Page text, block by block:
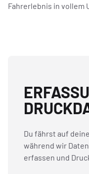
Fahrerlebnis in vollem
Du fährst auf
während wir
erfassen und